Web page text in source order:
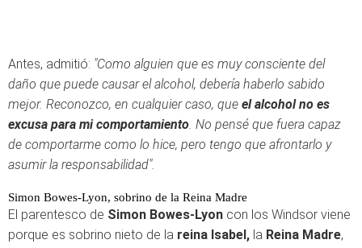
Antes, admitió: "Como alguien que es muy consciente del
daño que puede causar el alcohol, debería haberlo sabido
mejor. Reconozco, en cualquier caso, que el alcohol no es
excusa para mi comportamiento. No pensé que fuera capaz
de comportarme como lo hice, pero tengo que afrontarlo y
asumir la responsabilidad".
Simon Bowes-Lyon, sobrino de la Reina Madre
El parentesco de Simon Bowes-Lyon con los Windsor viene
porque es sobrino nieto de la reina Isabel, la Reina Madre,